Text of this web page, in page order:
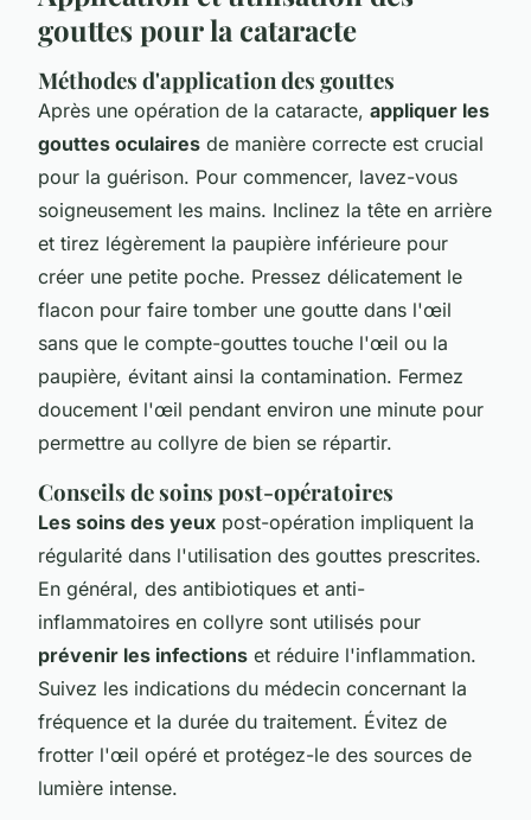
gouttes pour la cataracte
Méthodes d'application des gouttes
Après une opération de la cataracte, appliquer les
gouttes oculaires de manière correcte est crucial
pour la guérison. Pour commencer, lavez-vous
soigneusement les mains. Inclinez la tête en arrière
et tirez légèrement la paupière inférieure pour
créer une petite poche. Pressez délicatement le
flacon pour faire tomber une goutte dans l'œil
sans que le compte-gouttes touche l'œil ou la
paupière, évitant ainsi la contamination. Fermez
doucement l'œil pendant environ une minute pour
permettre au collyre de bien se répartir.
Conseils de soins post-opératoires
Les soins des yeux post-opération impliquent la
régularité dans l'utilisation des gouttes prescrites.
En général, des antibiotiques et anti-
inflammatoires en collyre sont utilisés pour
prévenir les infections et réduire l'inflammation.
Suivez les indications du médecin concernant la
fréquence et la durée du traitement. Évitez de
frotter l'œil opéré et protégez-le des sources de
lumière intense.